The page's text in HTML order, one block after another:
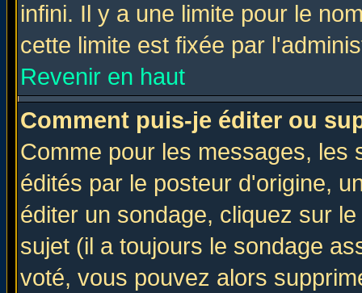
infini. Il y a une limite pour le
cette limite est fixée par
Revenir en haut
Comment puis-je éditer ou
Comme pour les messages, les
édités par le posteur d'origine,
éditer un sondage, cliquez sur
sujet (il a toujours le sondage
voté, vous pouvez alors